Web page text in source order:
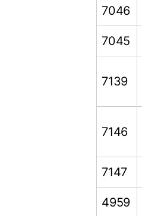
7046
7045
7139
7146
7147
4959